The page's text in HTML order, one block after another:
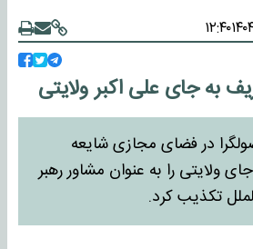
۱۲:۴۰
به جای علی اکبر ولایتی
در فضای مجازی شایعه
ولایتی را به عنوان مشاور رهبر
تکذیب کرد.